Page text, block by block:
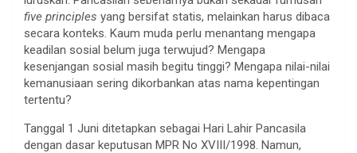
five principles yang bersifat statis, melainkan harus dibaca
secara konteks. Kaum muda perlu menantang mengapa
keadilan sosial belum juga terwujud? Mengapa
kesenjangan sosial masih begitu tinggi? Mengapa nilai-nilai
kemanusiaan sering dikorbankan atas nama kepentingan
tertentu?
Tanggal 1 Juni ditetapkan sebagai Hari Lahir Pancasila
dengan dasar keputusan MPR No XVIII/1998. Namun,